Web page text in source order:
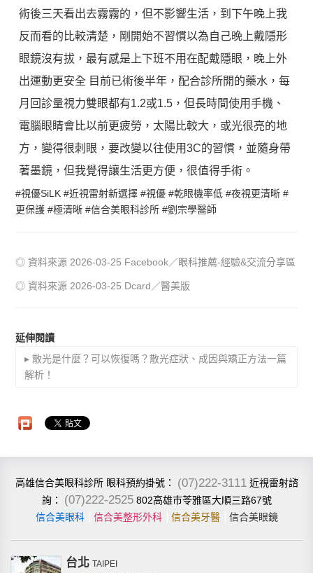
術後三天看出去霧霧的，但不影響生活，到下午晚上我
反而看的比較清楚，剛開始不習慣以為自己晚上戴隱形
眼鏡沒有拔，最有感是上下班不用在配戴隱眼，晚上外
出運動更安全 目前已術後半年，配合診所開的藥水，每
月回診量視力雙眼都有1.2或1.5，但長時間使用手機、
電腦眼睛會比以前更疲勞，太陽比較大，或光很亮的地
方，變得很刺眼，要改變以往使用3C的習慣，並隨身帶
著墨鏡，但我覺得讓生活更方便，很值得手術。
​#視優SiLK #近視雷射新選擇 #視優 #乾眼機率低 #夜視更清晰 #
更保護 #極清晰 #信合美眼科診所 #劉宗學醫師
◎ 資料來源 2026-03-25 Facebook／眼科推薦-經驗&交流分享區
◎ 資料來源 2026-03-25 Dcard／醫美版
延伸閱讀
▸ 散光是什麼？可以恢復嗎？散光症狀、成因與矯正方法一篇
解析！
高雄信合美眼科診所 眼科預約掛號： (07)222-3111 近視雷射諮
詢： (07)222-2525 802高雄市苓雅區大順三路67號
信合美眼科
信合美整形外科 信合美牙醫 信合美眼鏡
台北 TAIPEI